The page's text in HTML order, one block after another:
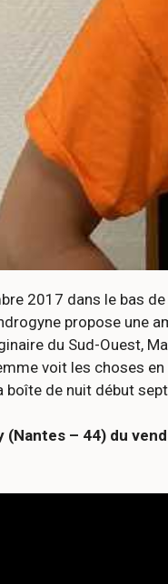
2017 dans le bas
propose une
du Sud-Ouest,
voit les choses
boîte de nuit début
(Nantes – 44) du